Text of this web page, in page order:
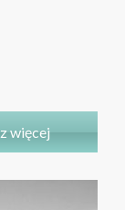
więcej